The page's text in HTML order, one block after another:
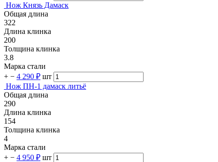
Нож Князь Дамаск
Общая длина
322
Длина клинка
200
Толщина клинка
3.8
Марка стали
+ − 4 290 ₽ шт
Нож ПН-1 дамаск литьё
Общая длина
290
Длина клинка
154
Толщина клинка
4
Марка стали
+ − 4 950 ₽ шт